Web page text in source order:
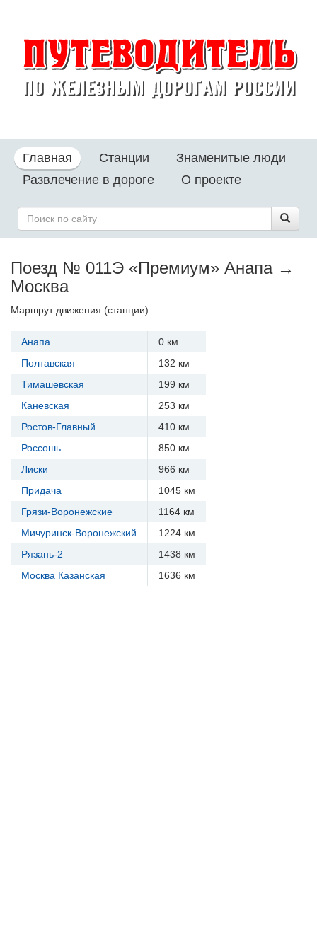
Главная Станции
Знаменитые люди
Развлечение в дороге
О проекте
Поезд № 011Э «Премиум» Анапа →
Москва
Маршрут движения (станции):
Анапа
0 км
Полтавская
132 км
Тимашевская
199 км
Каневская
253 км
Ростов-Главный
410 км
Россошь
850 км
Лиски
966 км
Придача
1045 км
Грязи-Воронежские
1164 км
Мичуринск-Воронежский
1224 км
Рязань-2
1438 км
Москва Казанская
1636 км